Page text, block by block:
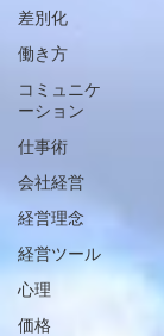
差別化
働き方
コミュニケ
ーション
仕事術
会社経営
経営理念
経営ツール
心理
価格